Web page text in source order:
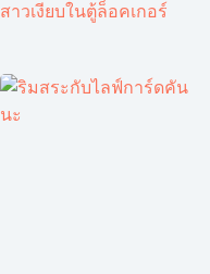
สาวเงียบในตู้ล็อคเกอร์